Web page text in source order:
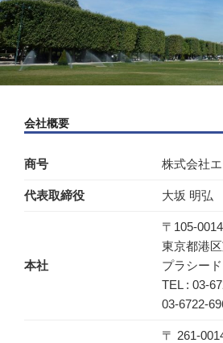
会社概要
商号 株式会社
代表取締役 大坂 明弘
本社
〒105-
東京都港
プラシー
TEL : 03-
03-6722-
〒 261-